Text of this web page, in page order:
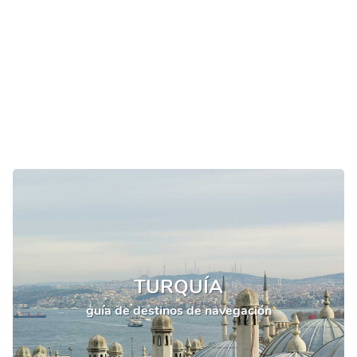
TURQUÍA
guía de destinos de navegación